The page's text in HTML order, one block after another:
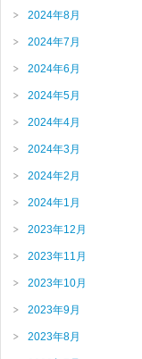
2024年8月
2024年7月
2024年6月
2024年5月
2024年4月
2024年3月
2024年2月
2024年1月
2023年12月
2023年11月
2023年10月
2023年9月
2023年8月